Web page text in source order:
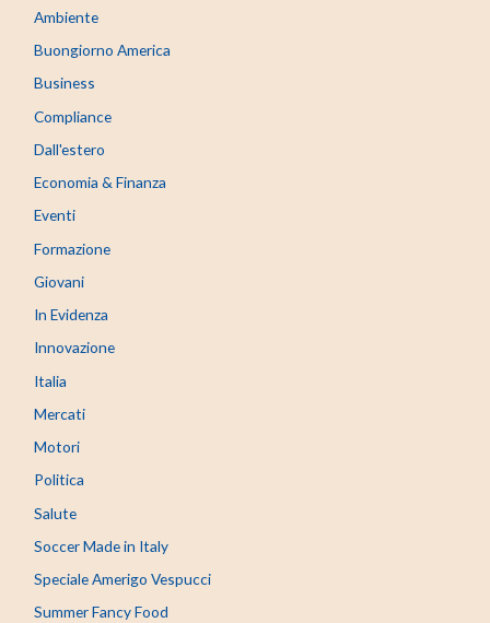
Ambiente
Buongiorno America
Business
Compliance
Dall'estero
Economia & Finanza
Eventi
Formazione
Giovani
In Evidenza
Innovazione
Italia
Mercati
Motori
Politica
Salute
Soccer Made in Italy
Speciale Amerigo Vespucci
Summer Fancy Food